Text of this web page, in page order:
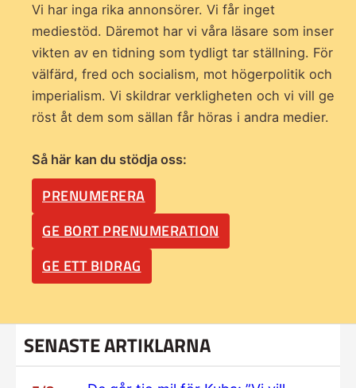
Vi har inga rika annonsörer. Vi får inget
mediestöd. Däremot har vi våra läsare som inser
vikten av en tidning som tydligt tar ställning. För
välfärd, fred och socialism, mot högerpolitik och
imperialism. Vi skildrar verkligheten och vi vill ge
röst åt dem som sällan får höras i andra medier.
Så här kan du stödja oss:
PRENUMERERA
GE BORT PRENUMERATION
GE ETT BIDRAG
SENASTE ARTIKLARNA